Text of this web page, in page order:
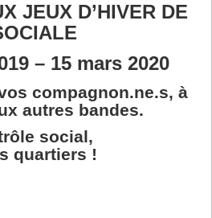
JEUX D’HIVER DE
– 15 mars 2020
compagnon.ne.s, à
autres bandes.
social,
quartiers !